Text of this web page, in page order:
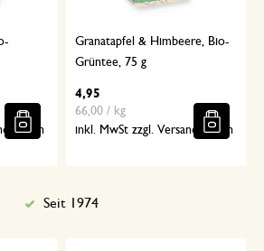
Granatapfel & Himbeere, Bio-
Grüntee, 75 g
4,95
66,00 / kg
inkl. MwSt zzgl. Versandkosten
Seit 1974